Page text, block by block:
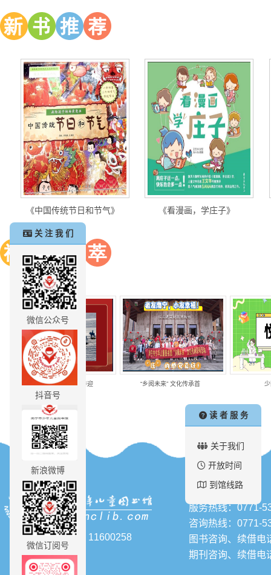
《中国传统节日和节气》 《看漫画，学庄子》
2025年“金蛇献瑞 书香迎 “乡阅未来” 文化传承首 少
访问量：11600258
联系我们
服务热线：0771-
咨询热线：0771-
图书咨询、续借电
期刊咨询、续借电
读 者 服 务
关于我们
开放时间
到馆线路
关 注 我 们
微信公众号
抖音号
新浪微博
微信订阅号